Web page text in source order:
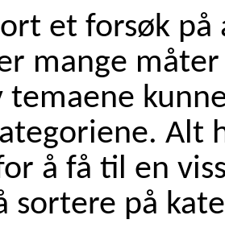
et forsøk
mange
temaene
Alt
å få til en
sortere på